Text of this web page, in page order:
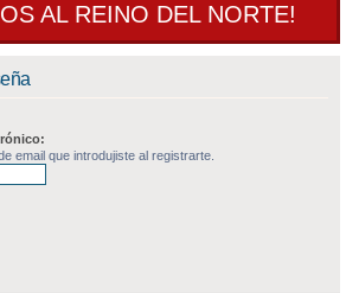
AL REINO DEL NORTE!
email que introdujiste al registrarte.